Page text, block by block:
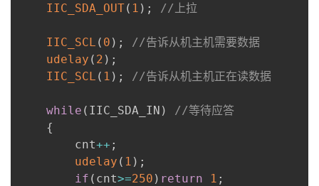
IIC_SDA_OUT( 1 ) ; //上拉
IIC_SCL ( 0 ) ;
//告诉从机主机需要数据
udelay ( 2 ) ;
IIC_SCL ( 1 ) ; //告诉从机主机正在读数据
while ( IIC_SDA_IN )
//等待应答
{
        cnt
++ ;
udelay ( 1 ) ;
if ( cnt>=250 ) return 1 ;